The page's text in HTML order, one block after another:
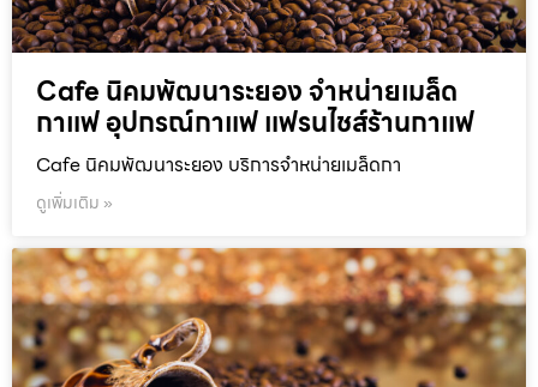
Cafe นิคมพัฒนาระยอง จำหน่ายเมล็ด
กาแฟ อุปกรณ์กาแฟ แฟรนไชส์ร้านกาแฟ
Cafe นิคมพัฒนาระยอง บริการจำหน่ายเมล็ดกา
ดูเพิ่มเติม »